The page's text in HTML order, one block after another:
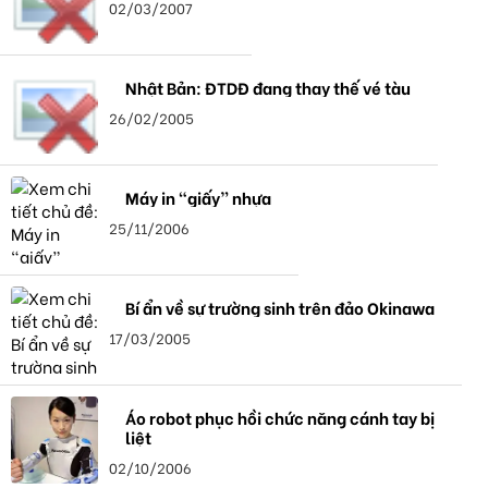
02/03/2007
Nhật Bản: ĐTDĐ đang thay thế vé tàu
26/02/2005
Máy in “giấy” nhựa
25/11/2006
Bí ẩn về sự trường sinh trên đảo Okinawa
17/03/2005
Áo robot phục hồi chức năng cánh tay bị
liệt
02/10/2006